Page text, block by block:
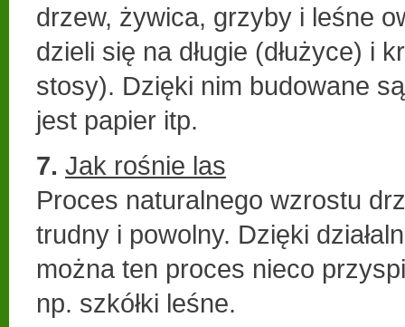
drzew, żywica, grzyby i leśne
dzieli się na długie (dłużyce) i
stosy). Dzięki nim budowane
jest papier itp.
7. Jak rośnie las
Proces naturalnego wzrostu
trudny i powolny. Dzięki
można ten proces nieco
np. szkółki leśne.